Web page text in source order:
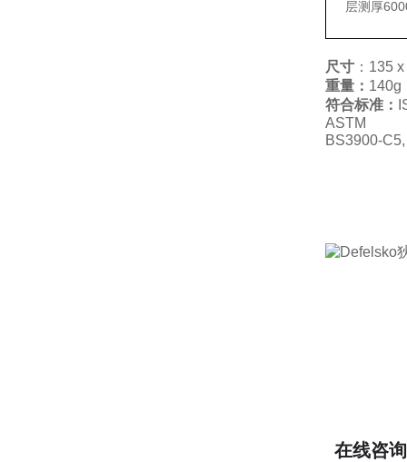
尺寸 ： 135
重量： 140g
符合标准：
ASTM
BS3900-
在线咨询